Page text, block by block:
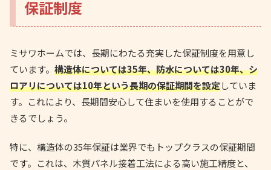
保証制度
ミサワホームでは、長期にわたる充実した保証制度を用意し
ています。 構造体については35年、防水については30年、シ
ロアリについては10年という長期の保証期間を設定していま
す。これにより、長期間安心して住まいを使用することがで
きるでしょう。
特に、構造体の35年保証は業界でもトップクラスの保証期間
です。これは、木質パネル接着工法による高い施工精度と、